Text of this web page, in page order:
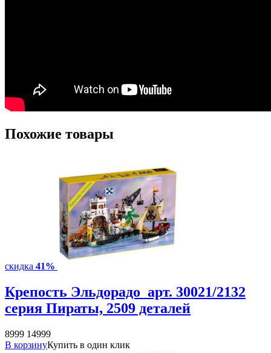
Похожие товары
скидка 41%
Крепость Эльдорадо арт. 30021/2132
серия Пираты, 2509 деталей
8999 14999
В корзинуКупить в один клик